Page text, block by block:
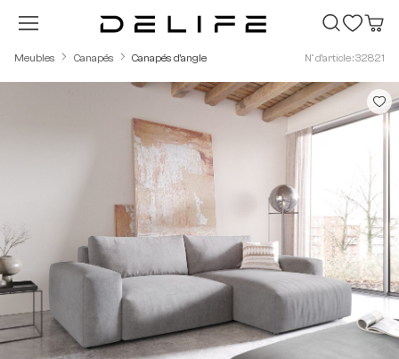
Passer au contenu principal
Meubles Canapés Canapés d'angle N° d'article : 32821
Ignorer la galerie d'images